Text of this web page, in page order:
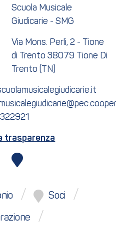
Scuola Musicale
Giudicarie - SMG
Via Mons. Perli, 2 - Tione
di Trento 38079 Tione Di
Trento (TN)
trasparenza
Soci